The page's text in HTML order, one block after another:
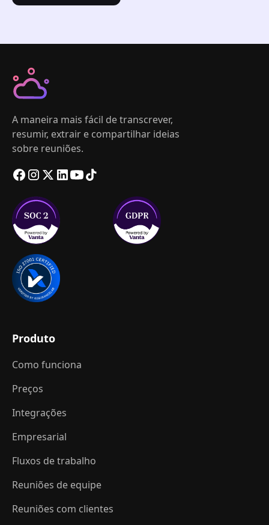
A maneira mais fácil de transcrever,
resumir, extrair e compartilhar ideias
sobre reuniões.
Produto
Como funciona
Preços
Integrações
Empresarial
Fluxos de trabalho
Reuniões de equipe
Reuniões com clientes